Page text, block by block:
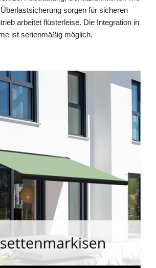
sorgen für sicheren
arbeitet flüsterleise. Die Integration in
ist serienmäßig möglich.